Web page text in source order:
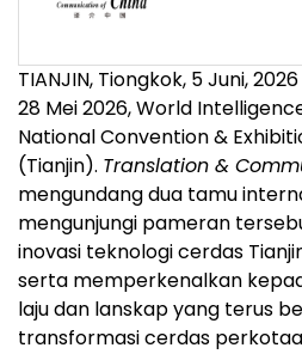
TIANJIN, Tiongkok, 5 Juni, 2026
28 Mei 2026, World
National Convention &
(Tianjin). Translation &
mengundang dua tamu
mengunjungi pameran
inovasi teknologi cerdas
serta memperkenalkan
laju dan lanskap yang terus
transformasi cerdas